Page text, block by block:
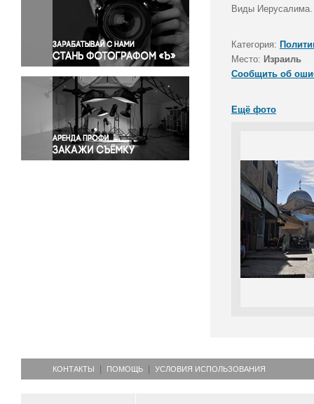
Политика
Правосудие
Происшествия и конфликты
Религия
Светская жизнь
Спорт
Экология
Экономика и бизнес
Виды Иерусалима.
Категория:
Место: Израиль
Сообщить об
Ещё фото
КОНТАКТЫ ПОМОЩЬ УСЛОВИЯ ИСПОЛЬЗОВАНИЯ